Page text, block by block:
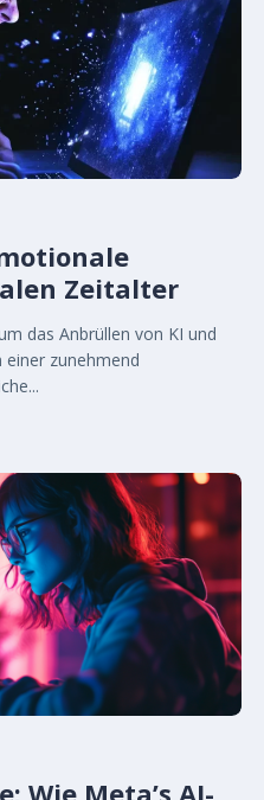
Zeitalter
das Anbrüllen von KI und
einer zunehmend
Wie Meta’s AI-